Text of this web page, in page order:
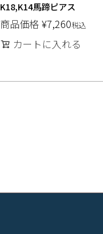
K18,K14馬蹄ピアス
商品価格 ¥7,260税込
カートに入れる